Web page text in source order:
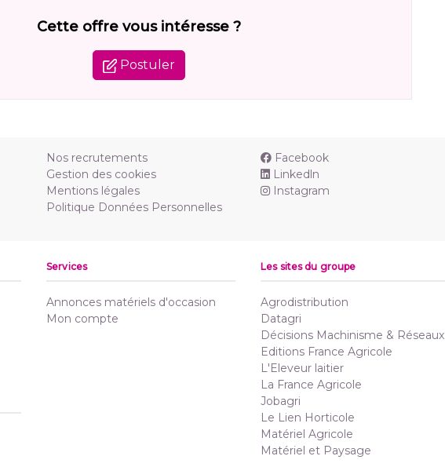
Cette offre vous intéresse ?
Postuler
Nos recrutements
Gestion des cookies
Mentions légales
Politique Données Personnelles
Facebook
Linkedln
Instagram
Services
Annonces matériels d'occasion
Mon compte
Les sites du groupe
Agrodistribution
Datagri
Décisions Machinisme & Réseaux
Editions France Agricole
L'Eleveur laitier
La France Agricole
Jobagri
Le Lien Horticole
Matériel Agricole
Matériel et Paysage